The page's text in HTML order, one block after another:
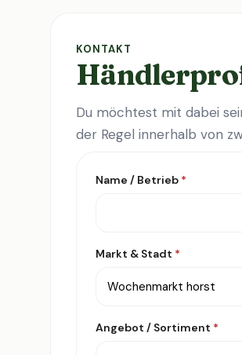
KONTAKT
Du möchtest mit dabei
der Regel innerhalb von
Name / Betrieb *
Markt & Stadt *
Angebot / Sortiment *